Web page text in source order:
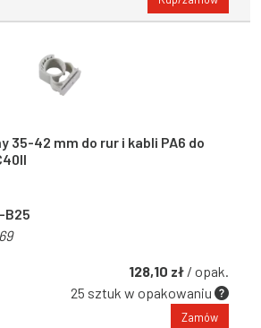
35-42 mm do rur i kabli PA6 do
B25
128,10 zł / opak.
25 sztuk w opakowaniu
Zamów